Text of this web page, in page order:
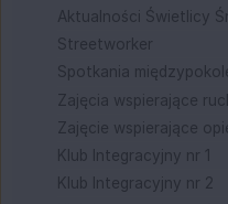
Aktualności Świetlicy
Streetworker
Spotkania
Zajęcia wspierające
Zajęcie wspierające
Klub Integracyjny nr 1
Klub Integracyjny nr 2